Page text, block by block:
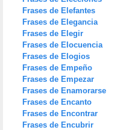
Frases de Elefantes
Frases de Elegancia
Frases de Elegir
Frases de Elocuencia
Frases de Elogios
Frases de Empeño
Frases de Empezar
Frases de Enamorarse
Frases de Encanto
Frases de Encontrar
Frases de Encubrir